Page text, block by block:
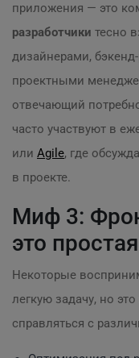
приложения — это
разработчики тесно
дизайнерами,
проектными
отвечающий
часто участвуют в
или Agile, где
в проекте.
Миф 3:
это
Некоторые
легкую задачу, но
справляться с